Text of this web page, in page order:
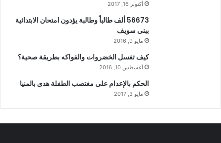
أكتوبر 16, 2017
56673 ألف طالباً وطالبة يؤدون امتحان الابتدائية
ببنى سويف
مايو 9, 2016
كيف تغسل الخضروات والفواكه بطريقة صحية؟
أغسطس 10, 2016
الحكم بالإعدام على مغتصب الطفلة هدى بالمنيا
مايو 3, 2017